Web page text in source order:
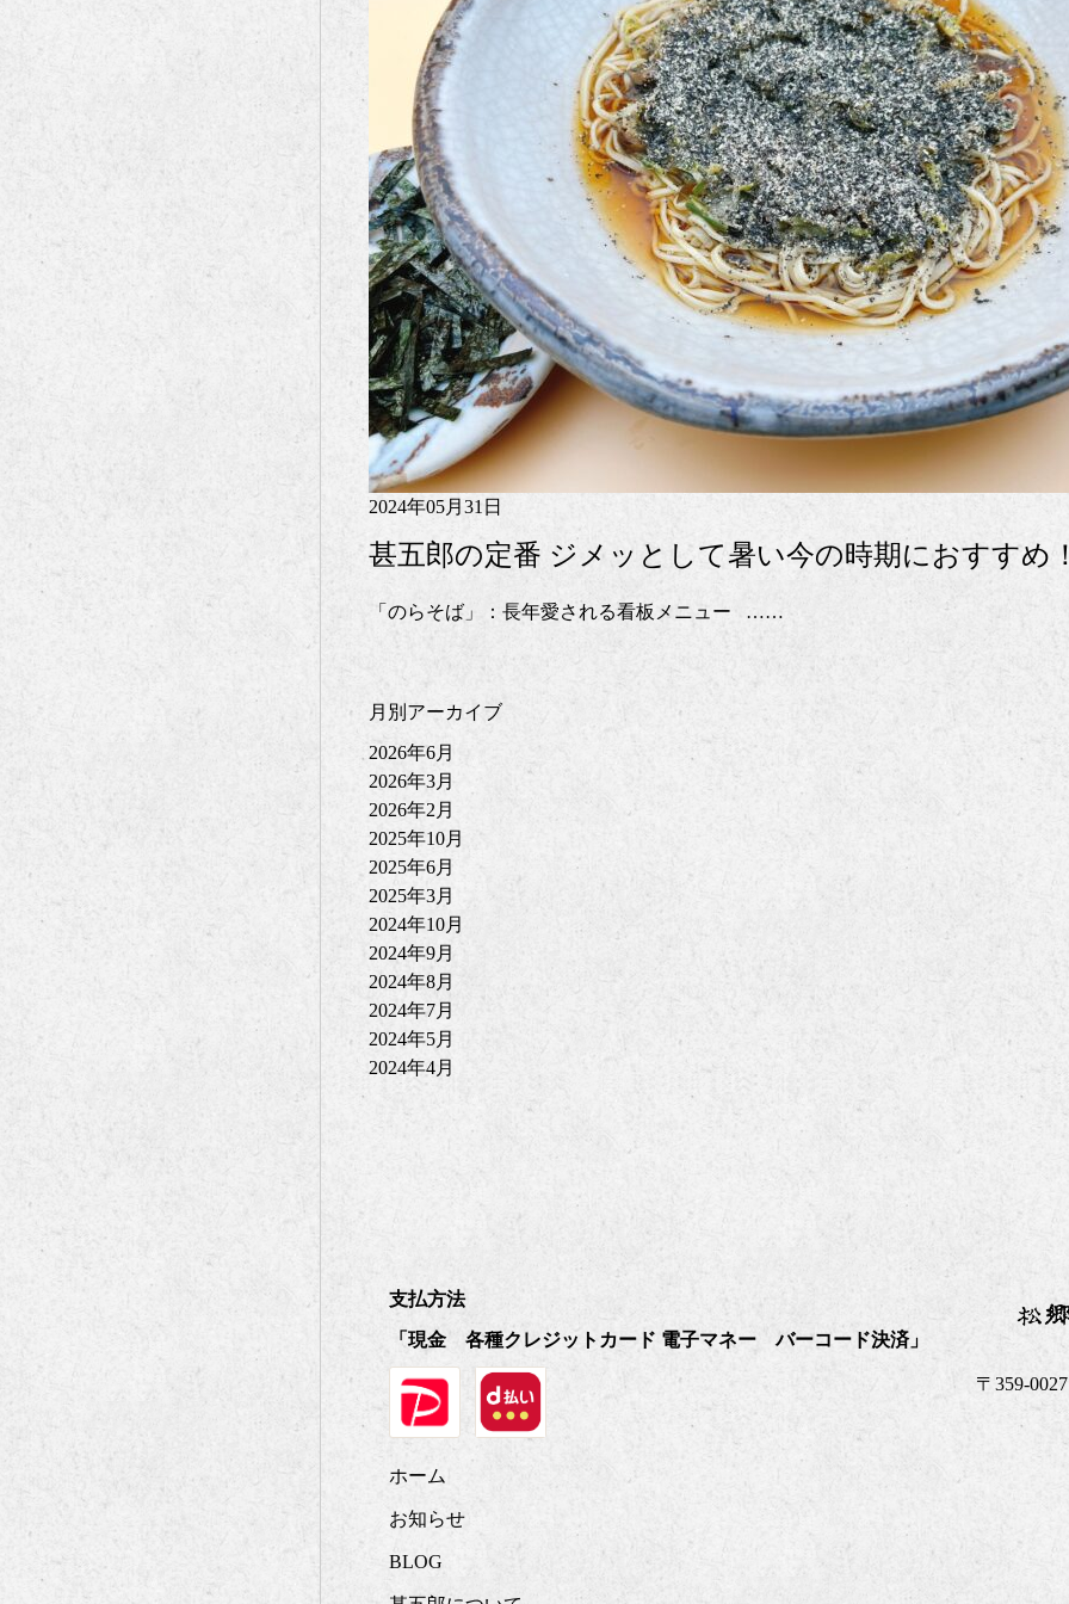
2024年05月31日
甚五郎の定番 ジメッとして暑い今の時期におすす
「のらそば」：長年愛される看板メニュー ……
月別アーカイブ
2026年6月
2026年3月
2026年2月
2025年10月
2025年6月
2025年3月
2024年10月
2024年9月
2024年8月
2024年7月
2024年5月
2024年4月
支払方法
「現金 各種クレジットカード 電子マネー バーコード決済」
ホーム
お知らせ
BLOG
〒359-